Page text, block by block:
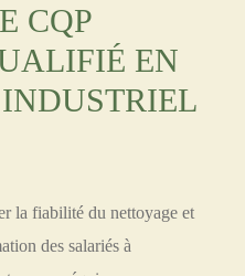
CQP
EN
la fiabilité du nettoyage et
des salariés à